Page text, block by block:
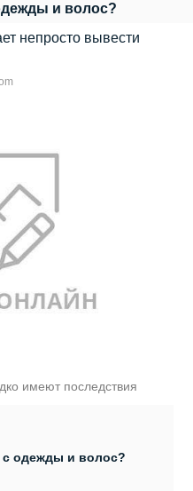
и волос?
непросто вывести
имеют последствия
с одежды и волос?